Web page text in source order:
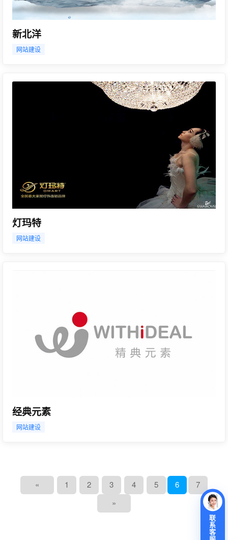
新北洋
网站建设
灯玛特
网站建设
经典元素
网站建设
« 1 2 3 4 5 6
7
»
联
系
客